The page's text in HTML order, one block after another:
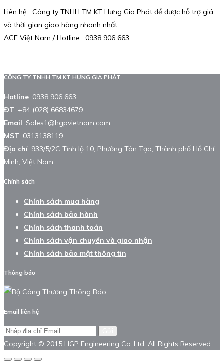
Liên hệ : Công ty TNHH TM KT Hưng Gia Phát để được hỗ trợ giá
và thời gian giao hàng nhanh nhất.
ACE Việt Nam / Hotline : 0938 906 663
CÔNG TY TNHH TM KT HƯNG GIA PHÁT
Hotline: 0938 906 663
ĐT: +84 (028) 66834679
Email: Sales1@hgpvietnam.com
MST: 0313138119
Địa chỉ: 933/5/2C Tỉnh lộ 10, Phường Tân Tạo, Thành phố Hồ Chí
Minh, Việt Nam.
Chính sách
Chính sách mua hàng
Chính sách bảo hành
Chính sách thanh toán
Chính sách vận chuyển và giao nhận
Chính sách bảo mật thông tin
Thông báo
Email liên hệ
Copyright © 2015 HGP Engineering Co.,Ltd. All Rights Reserved